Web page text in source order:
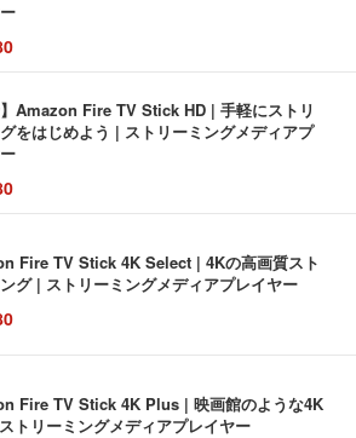
】Amazon Fire TV Stick HD | 手軽にストリ
をはじめよう | ストリーミングメディアプ
Fire TV Stick 4K Select | 4Kの高画質スト
グ | ストリーミングメディアプレイヤー
Fire TV Stick 4K Plus | 映画館のような4K
トリーミングメディアプレイヤー